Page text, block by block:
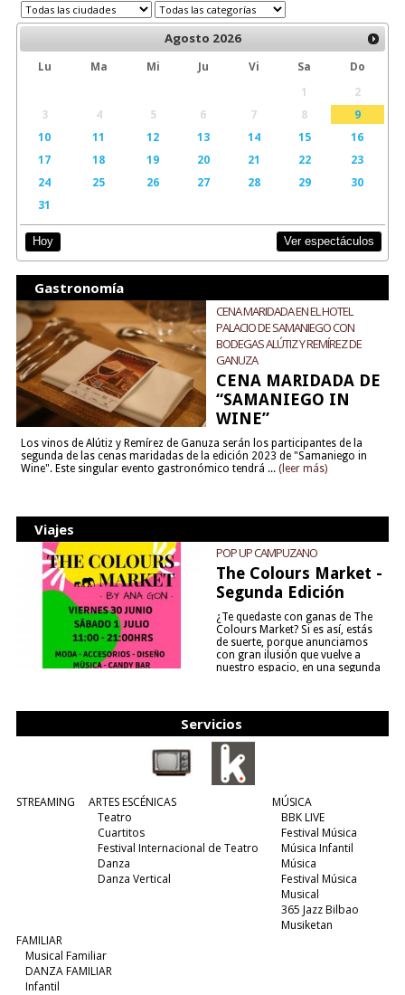
Agosto 2026
Lu Ma Mi Ju Vi Sa
Do
1
2
3
4 5 6 7 8
9
10
11 12 13 14 15
16
17
18 19 20 21 22
23
24
25 26 27 28 29
30
31
Hoy Ver espectáculos
Gastronomía
CENA MARIDADA EN EL HOTEL
PALACIO DE SAMANIEGO CON
BODEGAS ALÚTIZ Y REMÍREZ DE
GANUZA
CENA MARIDADA DE
“SAMANIEGO IN
WINE”
Los vinos de Alútiz y Remírez de Ganuza serán los participantes de la
segunda de las cenas maridadas de la edición 2023 de "Samaniego in
Wine". Este singular evento gastronómico tendrá ... (leer más)
Viajes
POP UP CAMPUZANO
The Colours Market -
Segunda Edición
¿Te quedaste con ganas de The
Colours Market? Si es así, estás
de suerte, porque anunciamos
con gran ilusión que vuelve a
nuestro espacio, en una segunda
Servicios
STREAMING
ARTES ESCÉNICAS
Teatro
Cuartitos
Festival Internacional de Teatro
Danza
Danza Vertical
MÚSICA
BBK LIVE
Festival Música
Música Infantil
Música
Festival Música
Musical
365 Jazz Bilbao
Musiketan
FAMILIAR
Musical Familiar
DANZA FAMILIAR
Infantil